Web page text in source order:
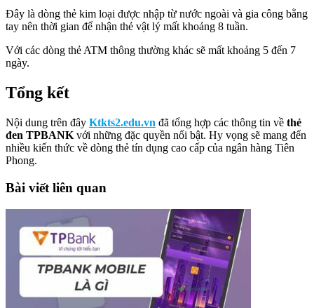
Đây là dòng thẻ kim loại được nhập từ nước ngoài và gia công bằng
tay nên thời gian để nhận thẻ vật lý mất khoảng 8 tuần.
Với các dòng thẻ ATM thông thường khác sẽ mất khoảng 5 đến 7
ngày.
Tổng kết
Nội dung trên đây Ktkts2.edu.vn đã tổng hợp các thông tin về thẻ
đen TPBANK với những đặc quyền nổi bật. Hy vọng sẽ mang đến
nhiều kiến thức về dòng thẻ tín dụng cao cấp của ngân hàng Tiên
Phong.
Bài viết liên quan